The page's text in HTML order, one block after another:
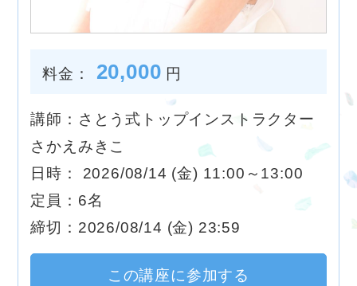
料金： 20,000 円
講師：さとう式トップインストラクター
さかえみきこ
日時： 2026/08/14 (金) 11:00～13:00
定員：6名
締切：2026/08/14 (金) 23:59
この講座に参加する